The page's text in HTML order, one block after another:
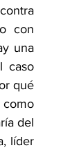
con
una
caso
qué
del
líder